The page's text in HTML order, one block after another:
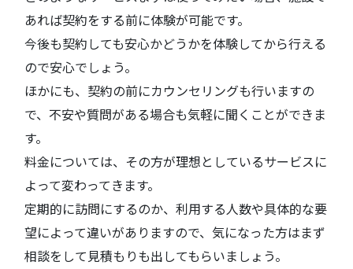
あれば契約をする前に体験が可能です。
今後も契約しても安心かどうかを体験してから行える
ので安心でしょう。
ほかにも、契約の前にカウンセリングも行いますの
で、不安や質問がある場合も気軽に聞くことができま
す。
料金については、その方が理想としているサービスに
よって変わってきます。
定期的に訪問にするのか、利用する人数や具体的な要
望によって違いがありますので、気になった方はまず
相談をして見積もりも出してもらいましょう。